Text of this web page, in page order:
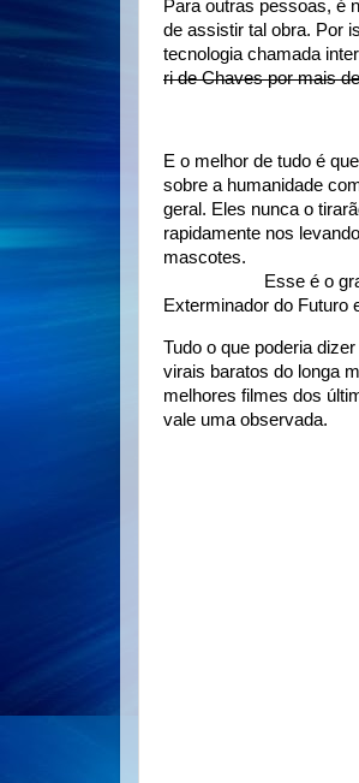
Para outras pessoas, é
de assistir tal obra. Por
tecnologia chamada
ri de Chaves por mais
E o melhor de tudo é
sobre a humanidade
geral. Eles nunca o
rapidamente nos
mascotes.
Esse é o
Exterminador do Futuro
Tudo o que poderia
virais baratos do longa
melhores filmes dos
vale uma observada.